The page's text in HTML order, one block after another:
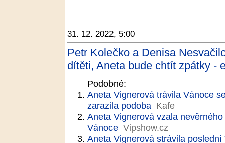
31. 12. 2022, 5:00
Petr Kolečko a Denisa
dítěti, Aneta bude chtít zpátky -
Podobné:
Aneta Vignerová trávila Vánoce
zarazila podoba Kafe
Aneta Vignerová vzala
Vánoce Vipshow.cz
Aneta Vignerová strávila